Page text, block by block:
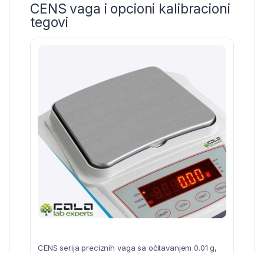
CENS vaga i opcioni kalibracioni
tegovi
CENS serija preciznih vaga sa očitavanjem 0.01 g,